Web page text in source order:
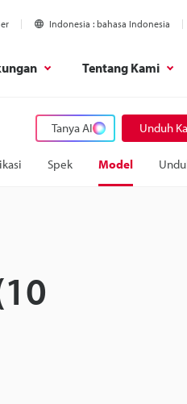
Indonesia bahasa Indonesia
Tentang Kami
Tanya AI Unduh
Spek Model